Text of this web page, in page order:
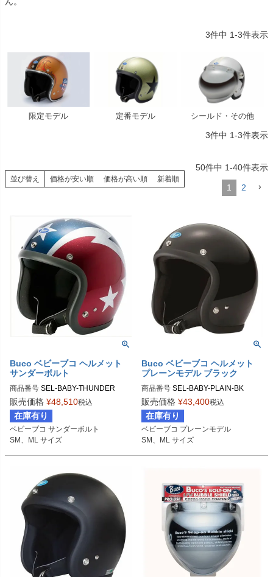
3件中 1-3件表示
限定モデル 定番モデル シールド・その他
3件中 1-3件表示
並び替え 価格が安い順 価格が高い順 新着順
50件中 1-40件表示
1 2
Buco ベビーブコ ヘルメット
サンダーボルト
商品番号 SEL-BABY-THUNDER
SMサイズ商品コード：0107BBCTB
20223
MLサイズ商品コード：0107BBCTB2
0224
販売価格 ¥48,510税込
在庫有り
ベビーブコ サンダーボルト
SM、ML サイズ
Buco ベビーブコ ヘルメット
プレーンモデル ブラック
商品番号 SEL-BABY-PLAIN-BK
SMサイズ商品コード：0107BBCP0
23
MLサイズ商品コード：0107BBCP02
4
販売価格 ¥43,400税込
在庫有り
ベビーブコ プレーンモデル
SM、ML サイズ